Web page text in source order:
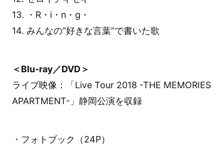
13. ・R・i・n・g・
14. みんなの”好きな言葉”で書いた歌
＜Blu-ray／DVD＞
ライブ映像：「Live Tour 2018 -THE MEMORIES
APARTMENT-」静岡公演を収録
・フォトブック（24P）